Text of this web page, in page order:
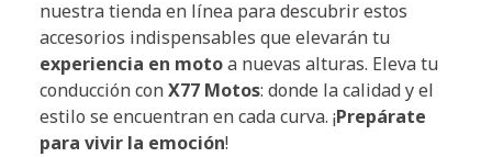
nuestra tienda en línea para descubrir estos
accesorios indispensables que elevarán tu
experiencia en motoa nuevas alturas. Eleva tu
conducción conX77 Motos: donde la calidad y el
estilo se encuentran en cada curva. ¡Prepárate
para vivir la emoción!